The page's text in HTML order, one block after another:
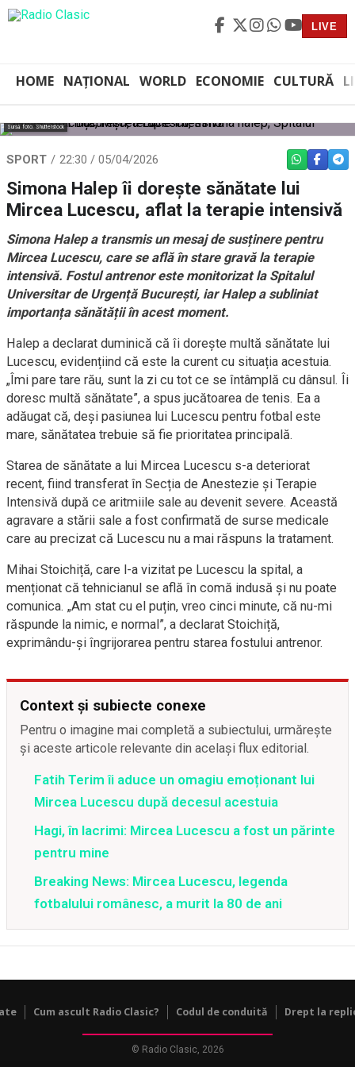
LIVE
HOME NAȚIONAL WORLD ECONOMIE CULTURĂ
Sursă foto: Shutterstock
SPORT 22:30 / 05/04/2026 WHATSAPP
Simona Halep îi dorește sănătate lui
Mircea Lucescu, aflat la terapie intensivă
Simona Halep a transmis un mesaj de susținere pentru
Mircea Lucescu, care se află în stare gravă la terapie
intensivă. Fostul antrenor este monitorizat la Spitalul
Universitar de Urgență București, iar Halep a subliniat
importanța sănătății în acest moment.
Halep a declarat duminică că îi dorește multă sănătate lui
Lucescu, evidențiind că este la curent cu situația acestuia.
„Îmi pare tare rău, sunt la zi cu tot ce se întâmplă cu dânsul. Îi
doresc multă sănătate”, a spus jucătoarea de tenis. Ea a
adăugat că, deși pasiunea lui Lucescu pentru fotbal este
mare, sănătatea trebuie să fie prioritatea principală.
Starea de sănătate a lui Mircea Lucescu s-a deteriorat
recent, fiind transferat în Secția de Anestezie și Terapie
Intensivă după ce aritmiile sale au devenit severe. Această
agravare a stării sale a fost confirmată de surse medicale
care au precizat că Lucescu nu a mai răspuns la tratament.
Mihai Stoichiță, care l-a vizitat pe Lucescu la spital, a
menționat că tehnicianul se află în comă indusă și nu poate
comunica. „Am stat cu el puțin, vreo cinci minute, că nu-mi
răspunde la nimic, e normal”, a declarat Stoichiță,
exprimându-și îngrijorarea pentru starea fostului antrenor.
Context și subiecte conexe
Pentru o imagine mai completă a subiectului, urmărește
și aceste articole relevante din același flux editorial.
Fatih Terim îi aduce un omagiu emoționant lui
Mircea Lucescu după decesul acestuia
Hagi, în lacrimi: Mircea Lucescu a fost un părinte
pentru mine
Breaking News: Mircea Lucescu, legenda
fotbalului românesc, a murit la 80 de ani
Cum ascult Radio Clasic? Codul de conduită Drept la
© Radio Clasic, 2026